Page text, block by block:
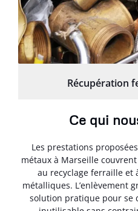
Récupération
Ce qui
Les prestations
métaux à Marseille
au recyclage ferraille et
métalliques. L’enlèvement
solution pratique pour se